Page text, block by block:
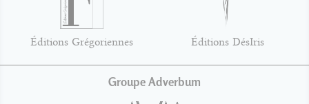
Éditions Grégoriennes Éditions DésIris
Groupe Adverbum